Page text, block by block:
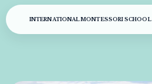
INTERNATIONAL MONTESSORI SCHOOL